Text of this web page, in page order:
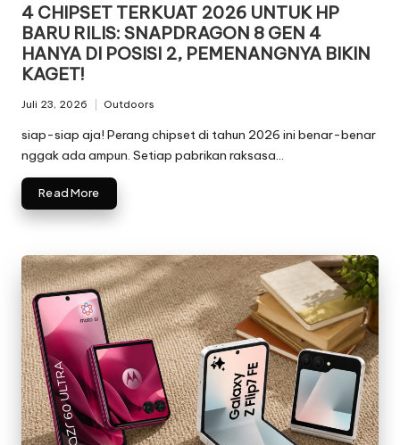
4 CHIPSET TERKUAT 2026 UNTUK HP
BARU RILIS: SNAPDRAGON 8 GEN 4
HANYA DI POSISI 2, PEMENANGNYA BIKIN
KAGET!
Juli 23, 2026
in
Outdoors
siap-siap aja! Perang chipset di tahun 2026 ini benar-benar
nggak ada ampun. Setiap pabrikan raksasa…
Read More